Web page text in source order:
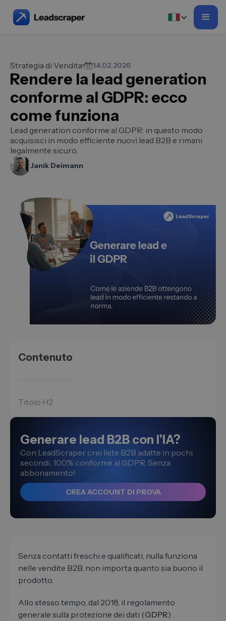
Strategia di Vendita 14.02.2026
Rendere la lead generation
conforme al GDPR: ecco
come funziona
Lead generation conforme al GDPR: in questo modo
acquisisci in modo efficiente nuovi lead B2B e rimani
legalmente sicuro.
Janik Deimann
Contenuto
Titolo H2
Generare lead B2B con l'IA?
Con LeadScraper crei liste B2B adatte in pochi
secondi. 100% conforme al GDPR. Senza
abbonamento!
CREA ACCOUNT DI PROVA
Senza contatti freschi e qualificati, nulla funziona
nelle vendite B2B, non importa quanto sia buono il
prodotto.
Allo stesso tempo, dal 2018, il regolamento
generale sulla protezione dei dati (GDPR)